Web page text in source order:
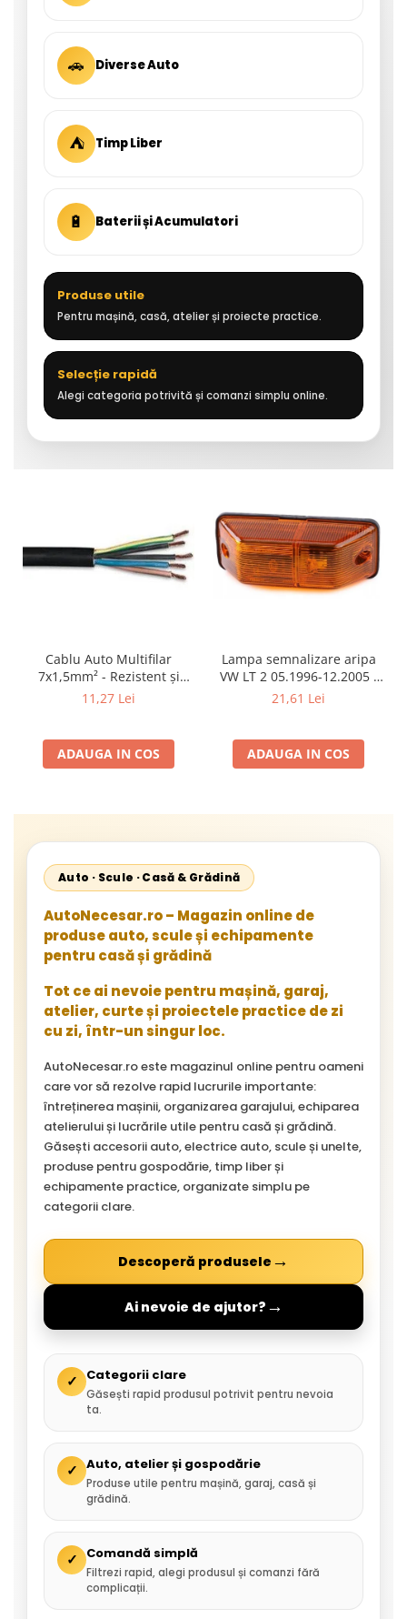
🚗 Diverse Auto
⛺ Timp Liber
🔋 Baterii și Acumulatori
Produse utile
Pentru mașină, casă, atelier și proiecte practice.
Selecție rapidă
Alegi categoria potrivită și comanzi simplu online.
Cablu Auto Multifilar
7x1,5mm² - Rezistent și
Flexibil pentru Remorci 12V-
11,27 Lei
ADAUGA IN COS
Lampa semnalizare aripa
VW LT 2 05.1996-12.2005 ;
Mercedes Sprinter 1995-
Neoplan Euroliner,
Starliner,Centroliner,
21,61 Lei
ADAUGA IN COS
Auto · Scule · Casă & Grădină
AutoNecesar.ro – Magazin online de
produse auto, scule și echipamente
pentru casă și grădină
Tot ce ai nevoie pentru mașină, garaj,
atelier, curte și proiectele practice de zi
cu zi, într-un singur loc.
AutoNecesar.ro este magazinul online pentru oameni
care vor să rezolve rapid lucrurile importante:
întreținerea mașinii, organizarea garajului, echiparea
atelierului și lucrările utile pentru casă și grădină.
Găsești accesorii auto, electrice auto, scule și unelte,
produse pentru gospodărie, timp liber și
echipamente practice, organizate simplu pe
categorii clare.
Descoperă produsele →
Ai nevoie de ajutor? →
✓ Categorii clare
Găsești rapid produsul potrivit pentru nevoia
ta.
✓ Auto, atelier și gospodărie
Produse utile pentru mașină, garaj, casă și
grădină.
✓ Comandă simplă
Filtrezi rapid, alegi produsul și comanzi fără
complicații.